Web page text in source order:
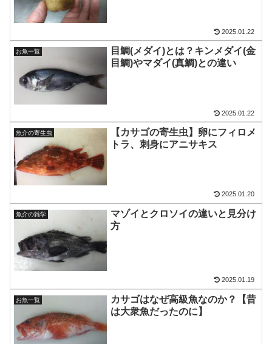
2025.01.22
お魚一覧
目鯛(メダイ)とは？キンメダイ(金
目鯛)やマダイ(真鯛)との違い
2025.01.22
魚介の寄生虫
【カサゴの寄生虫】卵にフィロメ
トラ、刺身にアニサキス
2025.01.20
魚介の雑学
マゾイとクロソイの違いと見分け
方
2025.01.19
お魚一覧
カサゴはなぜ高級魚なのか？【昔
は大衆魚だったのに】